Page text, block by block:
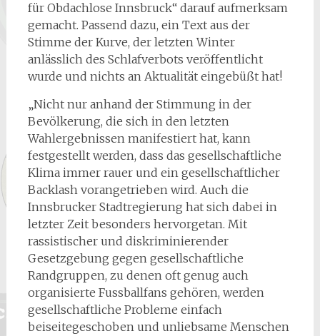
für Obdachlose Innsbruck“ darauf aufmerksam
gemacht. Passend dazu, ein Text aus der
Stimme der Kurve, der letzten Winter
anlässlich des Schlafverbots veröffentlicht
wurde und nichts an Aktualität eingebüßt hat!
„Nicht nur anhand der Stimmung in der
Bevölkerung, die sich in den letzten
Wahlergebnissen manifestiert hat, kann
festgestellt werden, dass das gesellschaftliche
Klima immer rauer und ein gesellschaftlicher
Backlash vorangetrieben wird. Auch die
Innsbrucker Stadtregierung hat sich dabei in
letzter Zeit besonders hervorgetan. Mit
rassistischer und diskriminierender
Gesetzgebung gegen gesellschaftliche
Randgruppen, zu denen oft genug auch
organisierte Fussballfans gehören, werden
gesellschaftliche Probleme einfach
beiseitegeschoben und unliebsame Menschen